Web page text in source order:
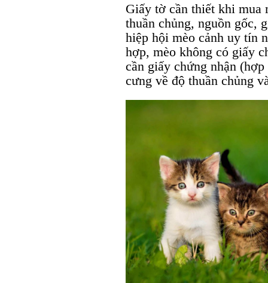
Giấy tờ cần thiết khi mua
thuần chủng, nguồn gốc,
hiệp hội mèo cảnh uy tín
hợp, mèo không có giấy
cần giấy chứng nhận
cưng về độ thuần chủng